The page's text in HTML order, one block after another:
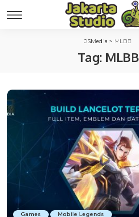
JSMedia > MLBB
Tag: MLBB
Games Mobile Legends